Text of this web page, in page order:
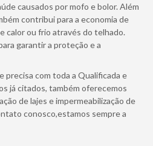
causados por mofo e bolor. Além
contribui para a economia de
calor ou frio através do telhado.
garantir a proteção e a
precisa com toda a Qualificada e
já citados, também oferecemos
de lajes e impermeabilização de
conosco,estamos sempre a